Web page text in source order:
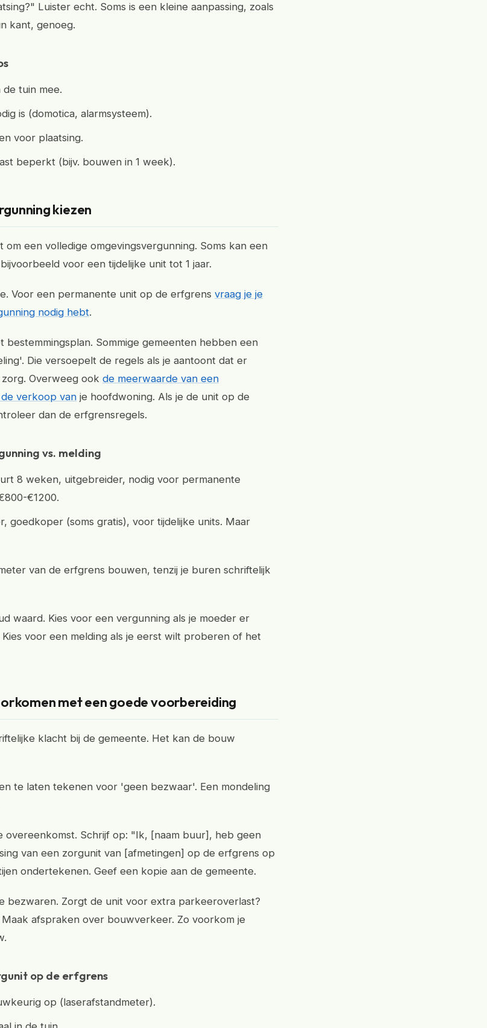
Luister echt. Soms is een kleine aanpassing, zoals
kant, genoeg.
de tuin mee.
is (domotica, alarmsysteem).
voor plaatsing.
beperkt (bijv. bouwen in 1 week).
kiezen
een volledige omgevingsvergunning. Soms kan een
voor een tijdelijke unit tot 1 jaar.
Voor een permanente unit op de erfgrens vraag je je
nodig hebt.
bestemmingsplan. Sommige gemeenten hebben een
Die versoepelt de regels als je aantoont dat er
Overweeg ook de meerwaarde van een
verkoop van je hoofdwoning. Als je de unit op de
dan de erfgrensregels.
vs. melding
8 weken, uitgebreider, nodig voor permanente
€1200.
goedkoper (soms gratis), voor tijdelijke units. Maar
van de erfgrens bouwen, tenzij je buren schriftelijk
waard. Kies voor een vergunning als je moeder er
voor een melding als je eerst wilt proberen of het
met een goede voorbereiding
klacht bij de gemeente. Het kan de bouw
te laten tekenen voor 'geen bezwaar'. Een mondeling
overeenkomst. Schrijf op: "Ik, [naam buur], heb geen
van een zorgunit van [afmetingen] op de erfgrens op
ondertekenen. Geef een kopie aan de gemeente.
bezwaren. Zorgt de unit voor extra parkeeroverlast?
afspraken over bouwverkeer. Zo voorkom je
op de erfgrens
op (laserafstandmeter).